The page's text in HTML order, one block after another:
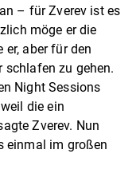
– für Zverev ist es
möge er die
aber für den
schlafen zu gehen.
Night Sessions
die ein
Zverev. Nun
einmal im großen